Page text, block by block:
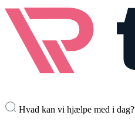
Hvad kan vi hjælpe med i dag?